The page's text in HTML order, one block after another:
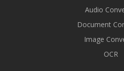
Audio
Document
Image
OCR